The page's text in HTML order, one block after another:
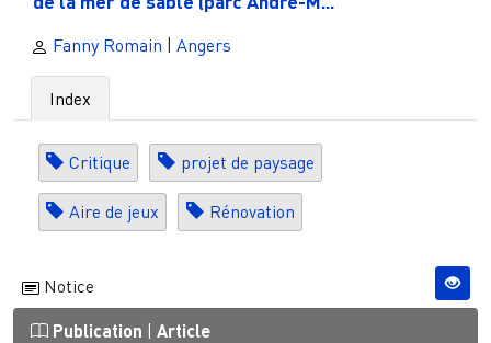
Fanny Romain | Angers
Index
Critique projet de paysage
Aire de jeux Rénovation
Notice
Publication Article